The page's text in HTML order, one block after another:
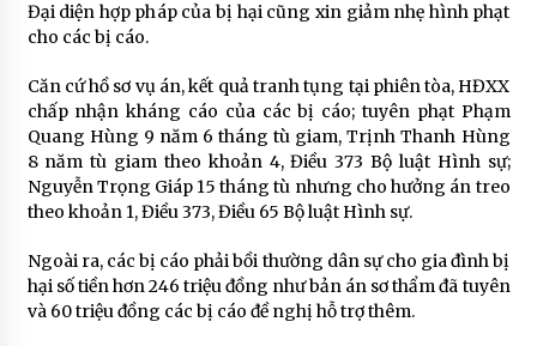
Đại diện hợp pháp của bị hại cũng xin giảm nhẹ hình phạt
cho các bị cáo.
Căn cứ hồ sơ vụ án, kết quả tranh tụng tại phiên tòa, HĐXX
chấp nhận kháng cáo của các bị cáo; tuyên phạt Phạm
Quang Hùng 9 năm 6 tháng tù giam, Trịnh Thanh Hùng
8 năm tù giam theo khoản 4, Điều 373 Bộ luật Hình sự;
Nguyễn Trọng Giáp 15 tháng tù nhưng cho hưởng án treo
theo khoản 1, Điều 373, Điều 65 Bộ luật Hình sự.
Ngoài ra, các bị cáo phải bồi thường dân sự cho gia đình bị
hại số tiền hơn 246 triệu đồng như bản án sơ thẩm đã tuyên
và 60 triệu đồng các bị cáo đề nghị hỗ trợ thêm.